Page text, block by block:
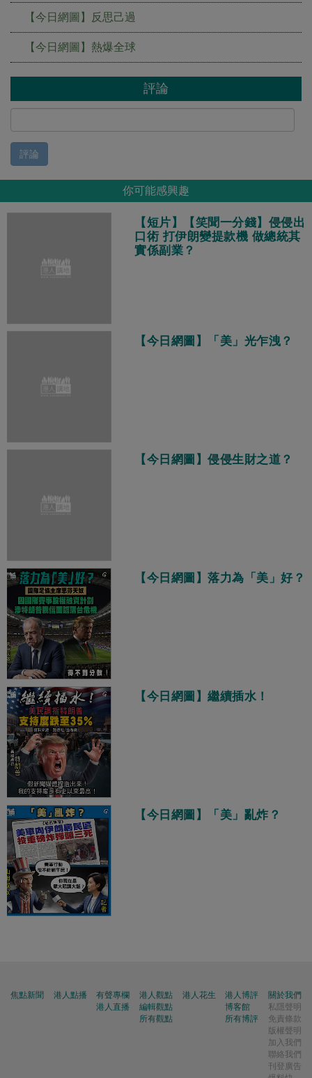
【今日網圖】反思己過
【今日網圖】熱爆全球
評論
評論
你可能感興趣
【短片】【笑聞一分錢】侵侵出
口術 打伊朗變提款機 做總統其
實係副業？
【今日網圖】「美」光乍洩？
【今日網圖】侵侵生財之道？
【今日網圖】落力為「美」好？
【今日網圖】繼續插水！
【今日網圖】「美」亂炸？
焦點新聞 港人點播
有聲專欄
港人直播
港人觀點
編輯觀點
所有觀點
港人花生
港人博評
博客館
所有博評
關於我們
私隱聲明
免責條款
版權聲明
加入我們
聯絡我們
刊登廣告